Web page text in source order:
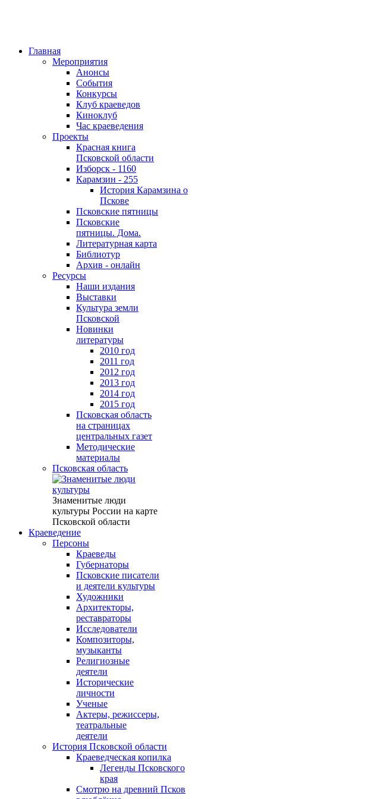
Главная
Мероприятия
Анонсы
События
Конкурсы
Клуб краеведов
Киноклуб
Час краеведения
Проекты
Красная книга
Псковской области
Изборск - 1160
Карамзин - 255
История Карамзина о
Пскове
Псковские пятницы
Псковские
пятницы. Дома.
Литературная карта
Библиотур
Архив - онлайн
Ресурсы
Наши издания
Выставки
Культура земли
Псковской
Новинки
литературы
2010 год
2011 год
2012 год
2013 год
2014 год
2015 год
Псковская область
на страницах
центральных газет
Методические
материалы
Псковская область
Знаменитые люди
культуры России на карте
Псковской области
Краеведение
Персоны
Краеведы
Губернаторы
Псковские писатели
и деятели культуры
Художники
Архитекторы,
реставраторы
Исследователи
Композиторы,
музыканты
Религиозные
деятели
Исторические
личности
Ученые
Актеры, режиссеры,
театральные
деятели
История Псковской области
Краеведческая копилка
Легенды Псковского
края
Смотрю на древний Псков